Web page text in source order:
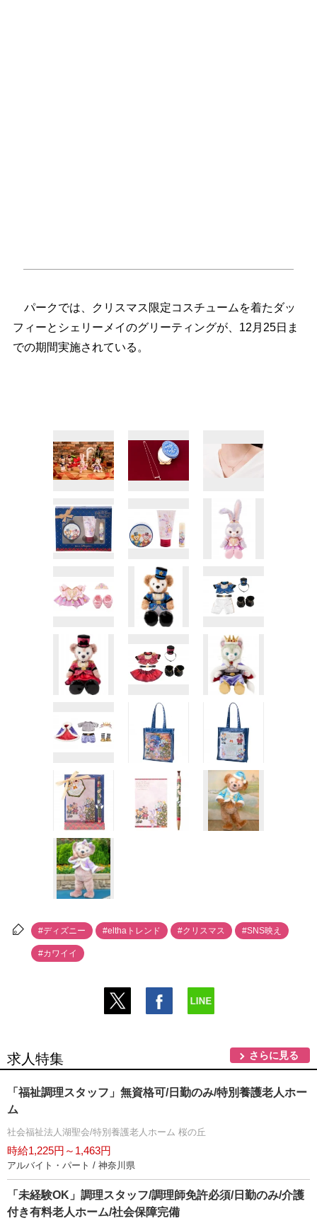
パークでは、クリスマス限定コスチュームを着たダッ
フィーとシェリーメイのグリーティングが、12月25日ま
での期間実施されている。
#ディズニー #elthaトレンド #クリスマス #SNS映え
#カワイイ
求人特集 さらに見る
「福祉調理スタッフ」無資格可/日勤のみ/特別養護老人ホー
ム
社会福祉法人湖聖会/特別養護老人ホーム 桜の丘
時給1,225円～1,463円
アルバイト・パート / 神奈川県
「未経験OK」調理スタッフ/調理師免許必須/日勤のみ/介護
付き有料老人ホーム/社会保障完備